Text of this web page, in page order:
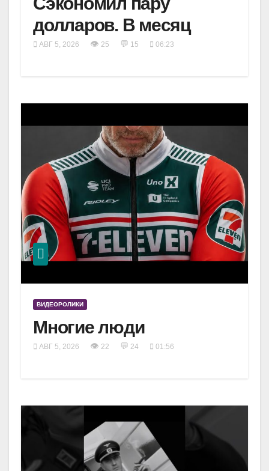
долларов. В месяц
АВГ 5, 2026 👁 25 💬 15 06:23
ВИДЕОРОЛИКИ
Многие люди
АВГ 5, 2026 👁 22 💬 24 01:56